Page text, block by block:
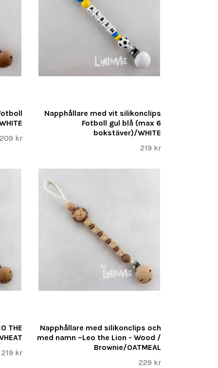
209 kr
Napphållare med vit silikonclips
Fotboll gul blå (max 6
bokstäver)/WHITE
219 kr
THE
219 kr
Napphållare med silikonclips och
med namn –Leo the Lion - Wood /
Brownie/OATMEAL
229 kr